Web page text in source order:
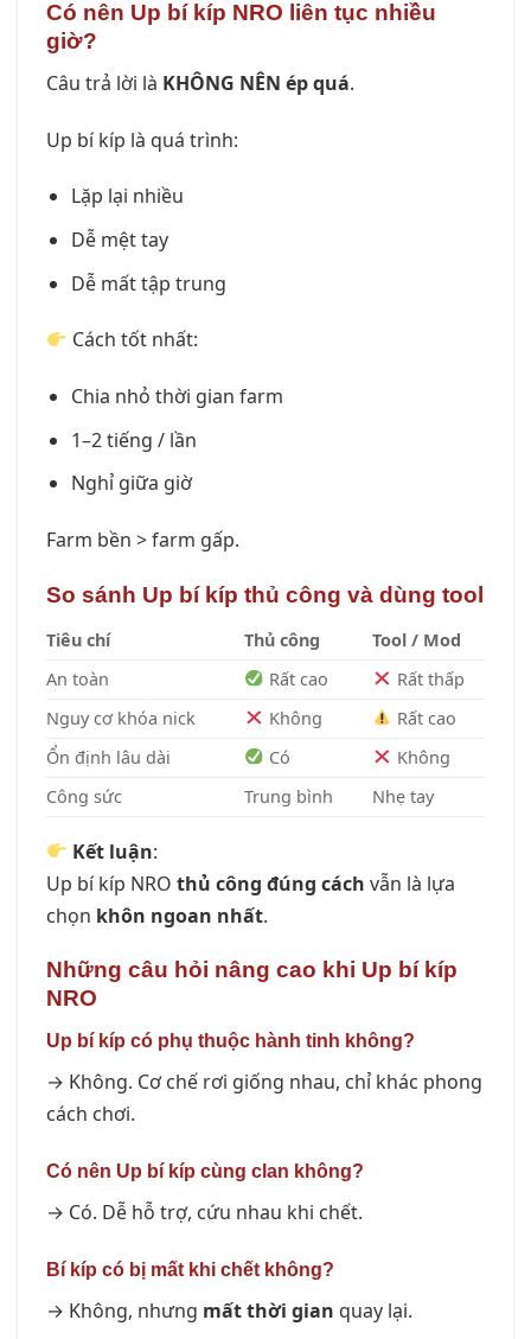
Có nên Up bí kíp NRO liên tục nhiều
giờ?
Câu trả lời là KHÔNG NÊN ép quá.
Up bí kíp là quá trình:
Lặp lại nhiều
Dễ mệt tay
Dễ mất tập trung
Cách tốt nhất:
Chia nhỏ thời gian farm
1–2 tiếng / lần
Nghỉ giữa giờ
Farm bền > farm gấp.
So sánh Up bí kíp thủ công và dùng tool
Tiêu chí Thủ công
Tool / Mod
An toàn
Rất cao
Rất thấp
Nguy cơ khóa nick
Không
Rất cao
Ổn định lâu dài
Có
Không
Công sức
Trung bình Nhẹ tay
Kết luận:
Up bí kíp NRO thủ công đúng cách vẫn là lựa
chọn khôn ngoan nhất.
Những câu hỏi nâng cao khi Up bí kíp
NRO
Up bí kíp có phụ thuộc hành tinh không?
→ Không. Cơ chế rơi giống nhau, chỉ khác phong
cách chơi.
Có nên Up bí kíp cùng clan không?
→ Có. Dễ hỗ trợ, cứu nhau khi chết.
Bí kíp có bị mất khi chết không?
→ Không, nhưng mất thời gian quay lại.